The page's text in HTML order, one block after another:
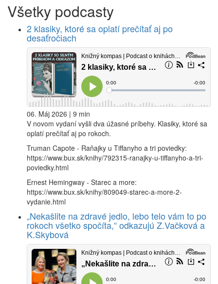
Všetky podcasty
2 klasiky, ktoré sa oplatí prečítať aj po
desaťročiach
06. Máj 2026 | 9 min
V novom vydaní vyšli dva úžasné príbehy. Klasiky, ktoré sa
oplatí prečítať aj po rokoch.
Truman Capote - Raňajky u Tiffanyho a tri poviedky:
https://www.bux.sk/knihy/792315-ranajky-u-tiffanyho-a-tri-
poviedky.html
Ernest Hemingway - Starec a more:
https://www.bux.sk/knihy/809049-starec-a-more-2-
vydanie.html
„Nekašlite na zdravé jedlo, lebo telo vám to po
rokoch všetko spočíta,“ odkazujú Z.Vačková a
K.Skybová